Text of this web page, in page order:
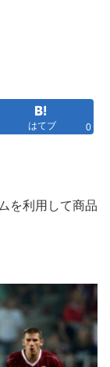
はてブ 0
を利用して商品